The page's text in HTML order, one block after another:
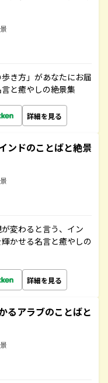
き方」があなたにお届
と癒やしの絶景集
詳細を見る
ンドのことばと絶景
変わると言う、イン
かせる名言と癒やしの
詳細を見る
るアラブのことばと